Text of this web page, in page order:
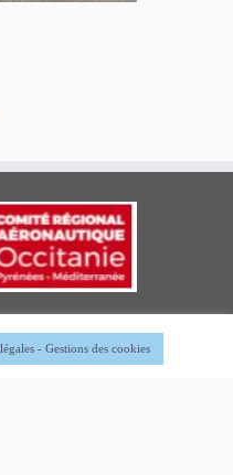
- Gestions des cookies